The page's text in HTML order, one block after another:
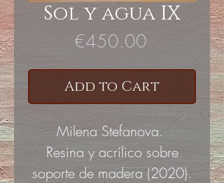
Sol y agua IX
€450.00Price
Add to Cart
Milena Stefanova.
Resina y acrílico sobre
soporte de madera (2020).